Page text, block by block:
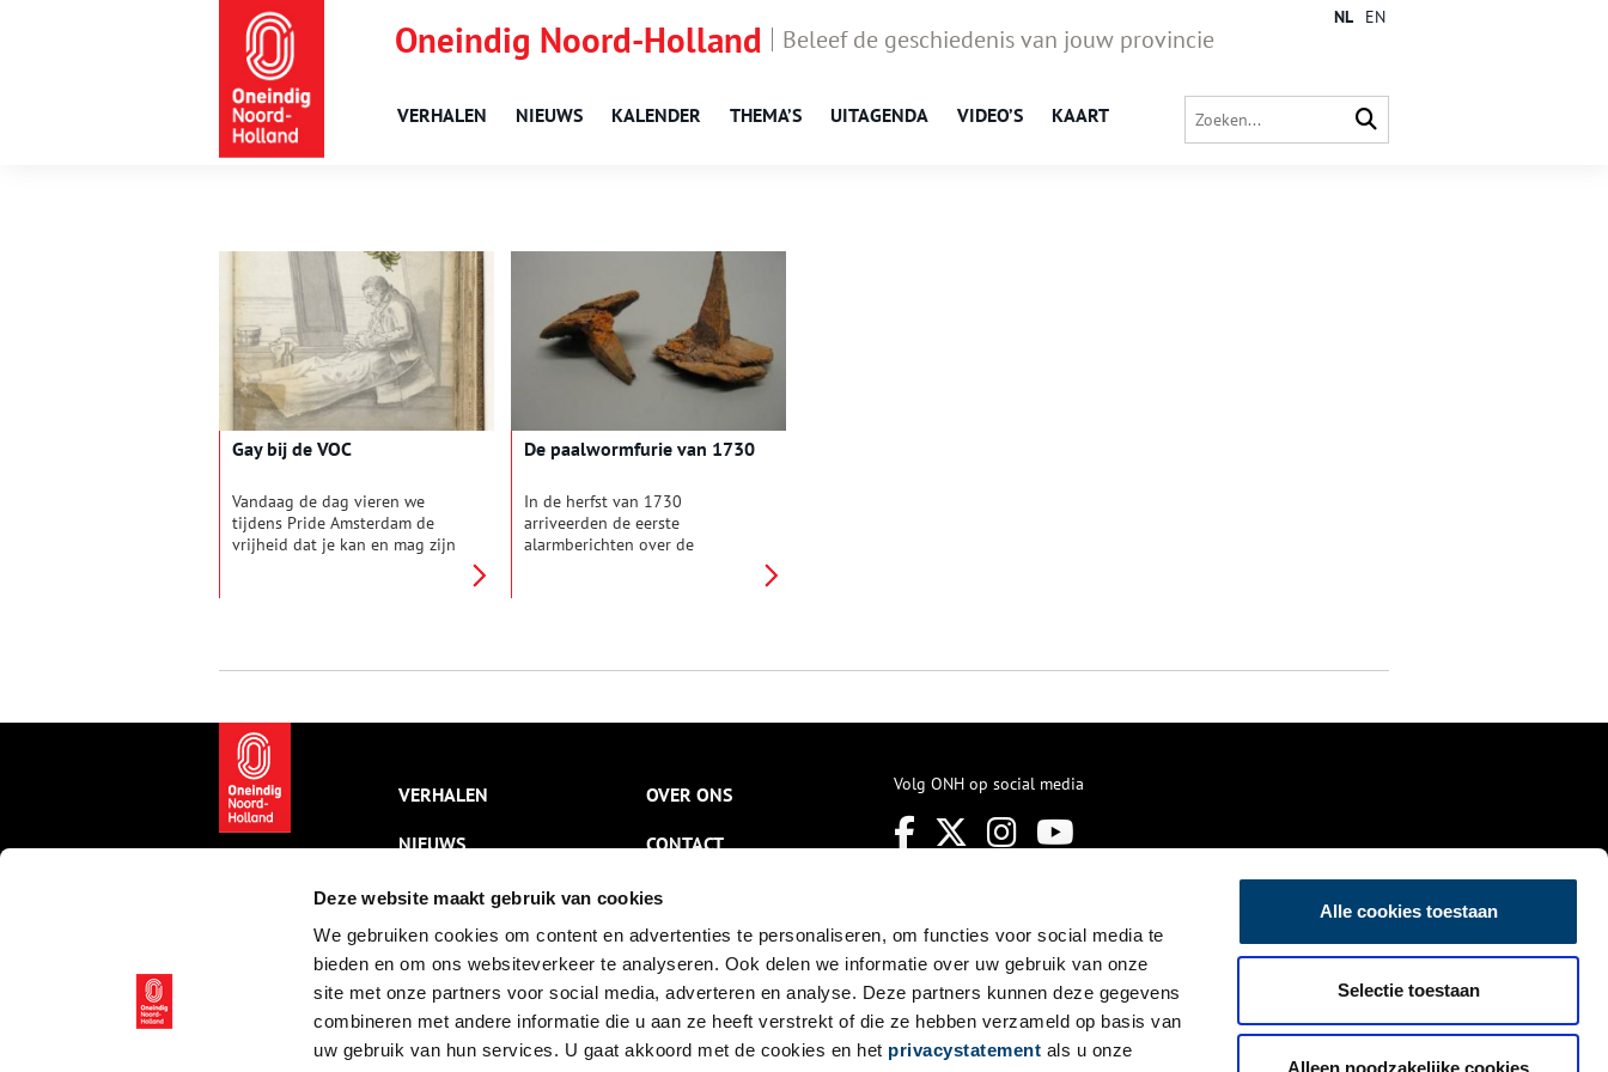
Deze website maakt gebruik van cookies
We gebruiken cookies om content en advertenties te personaliseren, om functies voor social media te
bieden en om ons websiteverkeer te analyseren. Ook delen we informatie over uw gebruik van onze
site met onze partners voor social media, adverteren en analyse. Deze partners kunnen deze gegevens
combineren met andere informatie die u aan ze heeft verstrekt of die ze hebben verzameld op basis van
uw gebruik van hun services. U gaat akkoord met de cookies en het privacystatement als u onze
Alle cookies toestaan
Selectie toestaan
Alleen noodzakelijke cookies
Oneindig Noord-Holland Beleef de geschiedenis van jouw provincie
VERHALEN NIEUWS KALENDER THEMA’S UITAGENDA VIDEO’S KAART
NL EN
Gay bij de VOC
Vandaag de dag vieren we
tijdens Pride Amsterdam de
vrijheid dat je kan en mag zijn
De paalwormfurie van 1730
In de herfst van 1730
arriveerden de eerste
alarmberichten over de
in het buitenland verschenen
VERHALEN
NIEUWS
KALENDER
THEMA’S
ACTIVITEITEN
VIDEO’S
OVER ONS
CONTACT
NIEUWSBRIEF
DISCLAIMER
PRIVACY
TOEGANKELIJKHEID
Volg ONH op social media